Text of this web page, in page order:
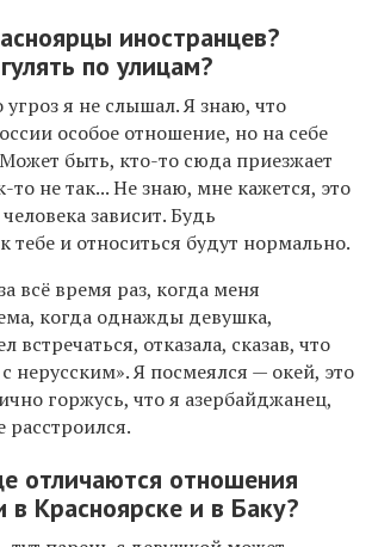
иностранцев?
гулять по улицам?
я не слышал. Я знаю, что
особое отношение, но на себе
быть, кто-то сюда приезжает
то не так... Не знаю, мне кажется, это
зависит. Будь
и относиться будут нормально.
всё время раз, когда меня
когда однажды девушка,
встречаться, отказала, сказав, что
с нерусским». Я посмеялся — окей, это
горжусь, что я азербайджанец,
расстроился.
отличаются отношения
Красноярске и в Баку?